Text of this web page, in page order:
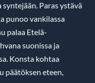
Paras ystävä
punoo vankilassa
palaa Etelä-
suonissa ja
Konsta kohtaa
päätöksen eteen,